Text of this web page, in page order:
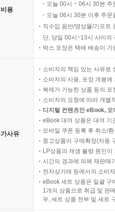
용
오늘 00시 ~ 06시 30분
오늘 06시 30분 이후 주
직수입 음반/영상물/기프트
단, 당일 00시~13시 사이의
박스 포장은 택배 배송이
사유
소비자의 책임 있는 사유로
소비자의 사용, 포장 개봉
복제가 가능한 상품 등의
소비자의 요청에 따라 개별
디지털 컨텐츠인 eBook,
eBook 대여 상품은 대여 기
모바일 쿠폰 등록 후 취소/
중고상품이 구매확정(자동
LP상품의 재생 불량 원인
시간의 경과에 의해 재판매
전자상거래 등에서의 소비
eBook 세트 상품은 일괄 구
1개의 상품으로 취급 및 판
우, 세트 상품 전부 및 세트